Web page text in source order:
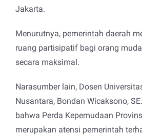
Jakarta.
Menurutnya, pemerintah daerah
ruang partisipatif bagi orang
secara maksimal.
Narasumber lain, Dosen
Nusantara, Bondan Wicaksono,
bahwa Perda Kepemudaan
merupakan atensi pemerintah